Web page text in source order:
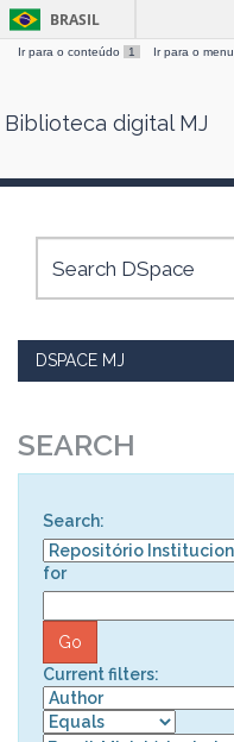
Skip
BRASIL
Ir para o conteúdo 1 Ir para o menu
Biblioteca digital MJ
DSPACE MJ
SEARCH
Search:
for
Current filters: